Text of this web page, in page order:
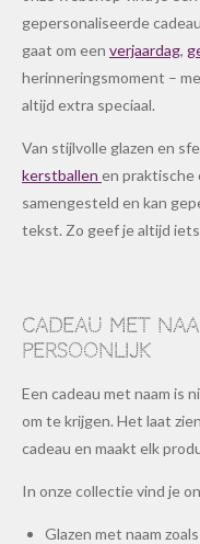
gepersonaliseerde
gaat om een verjaardag,
herinneringsmoment –
altijd extra speciaal.
Van stijlvolle glazen en
kerstballen en praktische
samengesteld en kan
tekst. Zo geef je altijd
Cadeau met
persoonlijk
Een cadeau met naam is
om te krijgen. Het laat
cadeau en maakt elk
In onze collectie vind je
Glazen met naam